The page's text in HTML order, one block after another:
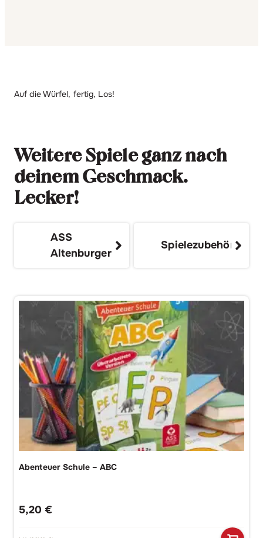
Auf die Würfel, fertig, Los!
Weitere Spiele ganz nach
deinem Geschmack.
Lecker!
ASS
Altenburger
Spielezubehör
Abenteuer Schule – ABC
5,20 €